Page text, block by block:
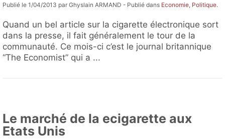
Publié le 1/04/2013 par Ghyslain ARMAND - Publié dans Economie Politique.
Quand un bel article sur la cigarette électronique sort
dans la presse, il fait généralement le tour de la
communauté. Ce mois-ci c’est le journal britannique
“The Economist” qui a ...
Le marché de la ecigarette aux
Etats Unis